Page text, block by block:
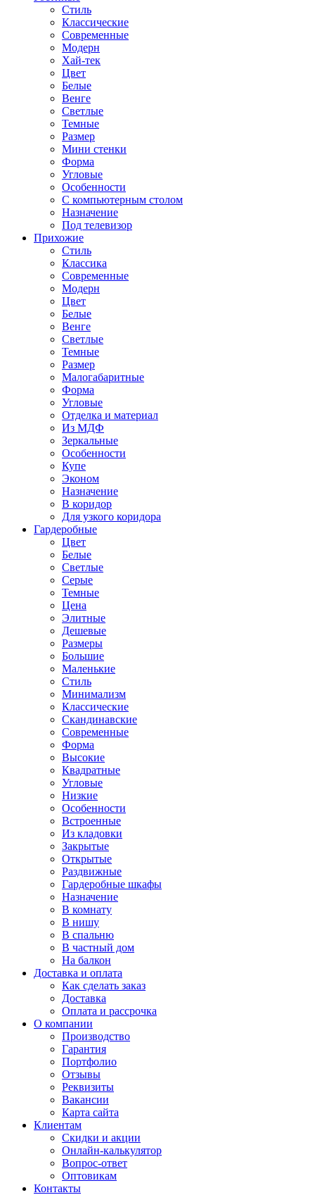
Стиль
Классические
Современные
Модерн
Хай-тек
Цвет
Белые
Венге
Светлые
Темные
Размер
Мини стенки
Форма
Угловые
Особенности
С компьютерным столом
Назначение
Под телевизор
Прихожие
Стиль
Классика
Современные
Модерн
Цвет
Белые
Венге
Светлые
Темные
Размер
Малогабаритные
Форма
Угловые
Отделка и материал
Из МДФ
Зеркальные
Особенности
Купе
Эконом
Назначение
В коридор
Для узкого коридора
Гардеробные
Цвет
Белые
Светлые
Серые
Темные
Цена
Элитные
Дешевые
Размеры
Большие
Маленькие
Стиль
Минимализм
Классические
Скандинавские
Современные
Форма
Высокие
Квадратные
Угловые
Низкие
Особенности
Встроенные
Из кладовки
Закрытые
Открытые
Раздвижные
Гардеробные шкафы
Назначение
В комнату
В нишу
В спальню
В частный дом
На балкон
Доставка и оплата
Как сделать заказ
Доставка
Оплата и рассрочка
О компании
Производство
Гарантия
Портфолио
Отзывы
Реквизиты
Вакансии
Карта сайта
Клиентам
Скидки и акции
Онлайн-калькулятор
Вопрос-ответ
Оптовикам
Контакты